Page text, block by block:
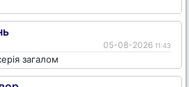
05-08-2026 11:43
загалом